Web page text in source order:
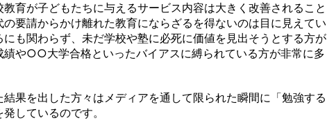
育が子どもたちに与えるサービス内容は大きく改善されること
要請からかけ離れた教育にならざるを得ないのは目に見えてい
も関わらず、未だ学校や塾に必死に価値を見出そうとする方が
績や○○大学合格といったバイアスに縛られている方が非常に多
果を出した方々はメディアを通して限られた瞬間に「勉強する
しているのです。